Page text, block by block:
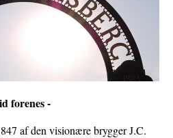
forenes -
af den visionære brygger J.C.